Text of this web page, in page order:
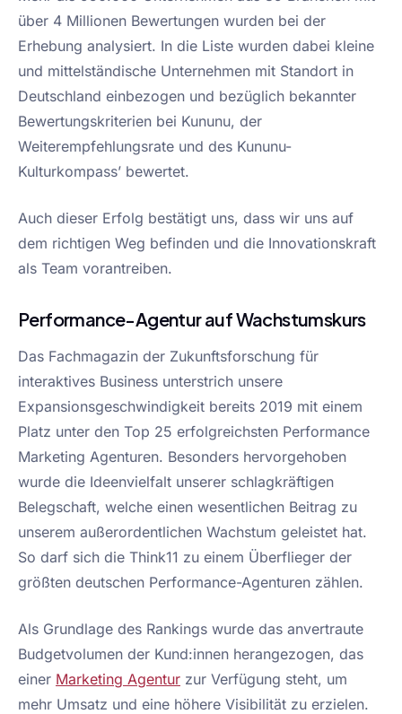
über 4 Millionen Bewertungen wurden bei der
Erhebung analysiert. In die Liste wurden dabei kleine
und mittelständische Unternehmen mit Standort in
Deutschland einbezogen und bezüglich bekannter
Bewertungskriterien bei Kununu, der
Weiterempfehlungsrate und des Kununu-
Kulturkompass’ bewertet.
Auch dieser Erfolg bestätigt uns, dass wir uns auf
dem richtigen Weg befinden und die Innovationskraft
als Team vorantreiben.
Performance-Agentur auf Wachstumskurs
Das Fachmagazin der Zukunftsforschung für
interaktives Business unterstrich unsere
Expansionsgeschwindigkeit bereits 2019 mit einem
Platz unter den Top 25 erfolgreichsten Performance
Marketing Agenturen. Besonders hervorgehoben
wurde die Ideenvielfalt unserer schlagkräftigen
Belegschaft, welche einen wesentlichen Beitrag zu
unserem außerordentlichen Wachstum geleistet hat.
So darf sich die Think11 zu einem Überflieger der
größten deutschen Performance-Agenturen zählen.
Als Grundlage des Rankings wurde das anvertraute
Budgetvolumen der Kund:innen herangezogen, das
einer Marketing Agentur zur Verfügung steht, um
mehr Umsatz und eine höhere Visibilität zu erzielen.